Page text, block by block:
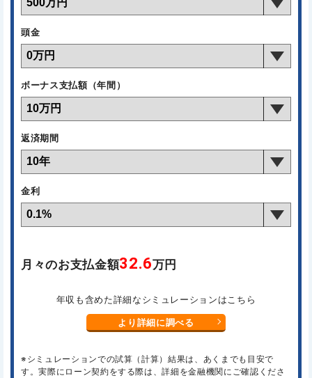
頭金
ボーナス支払額（年間）
返済期間
金利
月々のお支払金額32.6万円
年収も含めた詳細なシミュレーションはこちら
より詳細に調べる
※シミュレーションでの試算（計算）結果は、あくまでも目安で
す。実際にローン契約をする際は、詳細を金融機関にご確認くださ